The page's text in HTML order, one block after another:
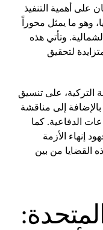
على أهمية التنفيذ
وهو ما يمثل محوراً
وتأتي هذه
لتحقيق
التركية، على تنسيق
إلى مناقشة
الدفاعية. كما
إنهاء الأزمة
القضايا من بين